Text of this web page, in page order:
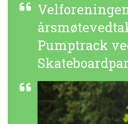
Pumptrack